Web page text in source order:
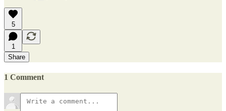
5
1
Share
1 Comment